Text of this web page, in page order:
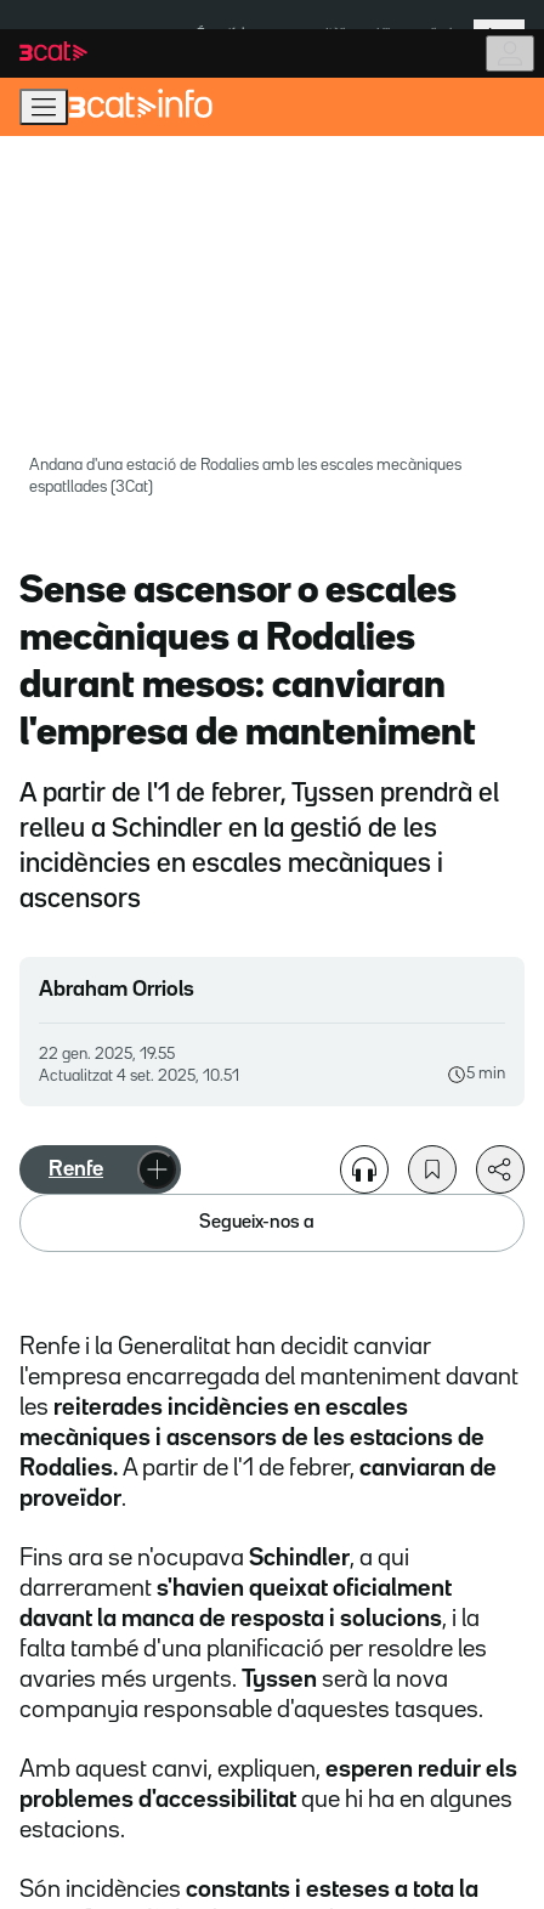
navegació
principal
contingut
Més
Andana d'una estació de Rodalies amb les escales mecàniques
espatllades (3Cat)
Sense ascensor o escales
mecàniques a Rodalies
durant mesos: canviaran
l'empresa de manteniment
A partir de l'1 de febrer, Tyssen prendrà el
relleu a Schindler en la gestió de les
incidències en escales mecàniques i
ascensors
Abraham Orriols
22 gen. 2025, 19.55
Actualitzat 4 set. 2025, 10.51 5 min
Renfe
Segueix-nos a
Renfe i la Generalitat han decidit canviar
l'empresa encarregada del manteniment davant
les reiterades incidències en escales
mecàniques i ascensors de les estacions de
Rodalies. A partir de l'1 de febrer, canviaran de
proveïdor.
Fins ara se n'ocupava Schindler, a qui
darrerament s'havien queixat oficialment
davant la manca de resposta i solucions, i la
falta també d'una planificació per resoldre les
avaries més urgents. Tyssen serà la nova
companyia responsable d'aquestes tasques.
Amb aquest canvi, expliquen, esperen reduir els
problemes d'accessibilitat que hi ha en algunes
estacions.
Són incidències constants i esteses a tota la